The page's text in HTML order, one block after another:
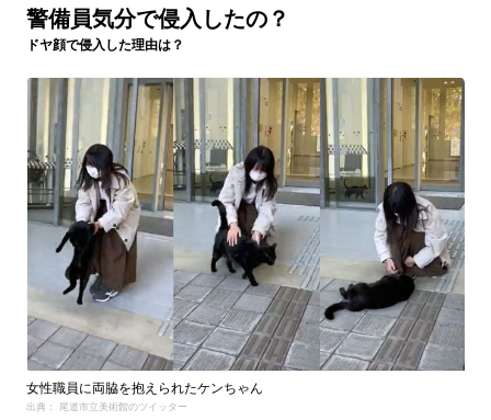
警備員気分で侵入したの？
ドヤ顔で侵入した理由は？
女性職員に両脇を抱えられたケンちゃん
出典： 尾道市立美術館のツイッター